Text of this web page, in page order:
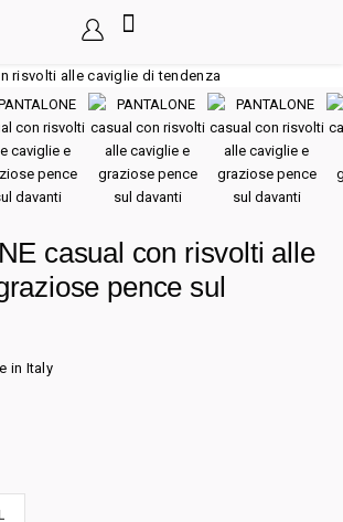
casual con risvolti alle
pence sul
in Italy
L